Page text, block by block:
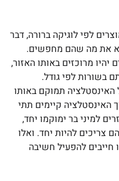
לפי לוגיקה ברורה, דבר
את מה שהם מחפשים.
יהיו מרוכזים באותו האזור,
בשורות לפי גודל.
תמוקם באותו
האינסטלציה קיימים תתי
למיני בר ימוקמו יחד,
צריכים להיות יחד. ואלו
חייבים להפעיל חשיבה